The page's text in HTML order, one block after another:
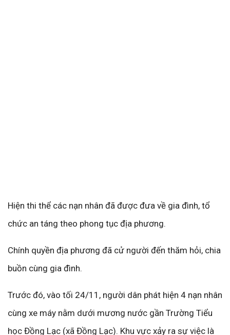
Hiện thi thể các nạn nhân đã được đưa về gia đình, tổ
chức an táng theo phong tục địa phương.
Chính quyền địa phương đã cử người đến thăm hỏi, chia
buồn cùng gia đình.
Trước đó, vào tối 24/11, người dân phát hiện 4 nạn nhân
cùng xe máy nằm dưới mương nước gần Trường Tiểu
học Đồng Lạc (xã Đồng Lạc). Khu vực xảy ra sự việc là